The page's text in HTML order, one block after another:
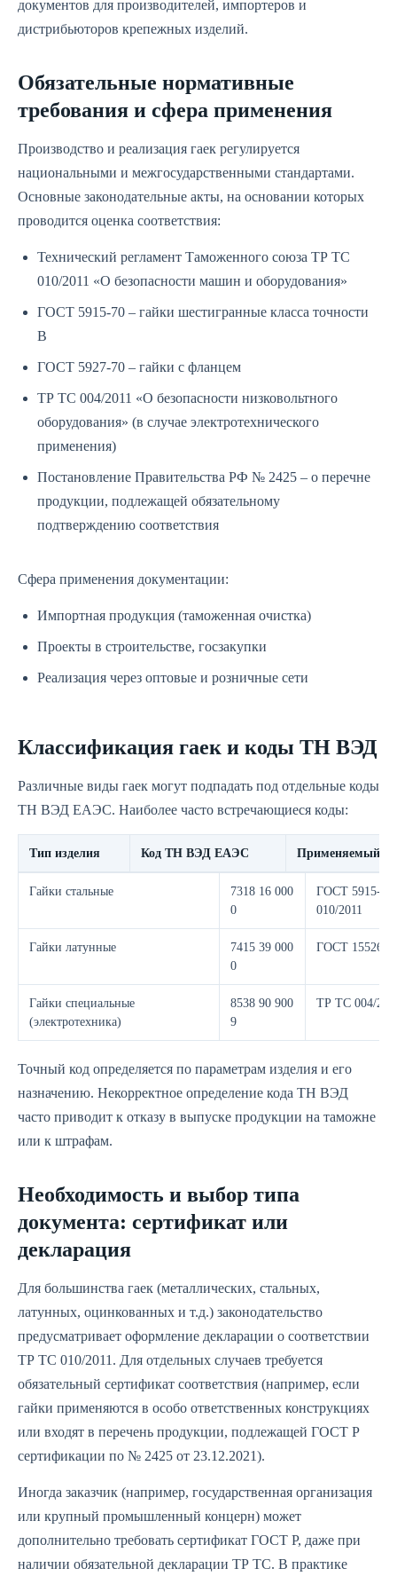
документов для производителей, импортеров и
дистрибьюторов крепежных изделий.
Обязательные нормативные
требования и сфера применения
Производство и реализация гаек регулируется
национальными и межгосударственными стандартами.
Основные законодательные акты, на основании которых
проводится оценка соответствия:
Технический регламент Таможенного союза ТР ТС
010/2011 «О безопасности машин и оборудования»
ГОСТ 5915-70 – гайки шестигранные класса точности
В
ГОСТ 5927-70 – гайки с фланцем
ТР ТС 004/2011 «О безопасности низковольтного
оборудования» (в случае электротехнического
применения)
Постановление Правительства РФ № 2425 – о перечне
продукции, подлежащей обязательному
подтверждению соответствия
Сфера применения документации:
Импортная продукция (таможенная очистка)
Проекты в строительстве, госзакупки
Реализация через оптовые и розничные сети
Классификация гаек и коды ТН ВЭД
Различные виды гаек могут подпадать под отдельные коды
ТН ВЭД ЕАЭС. Наиболее часто встречающиеся коды:
Тип изделия Код ТН ВЭД ЕАЭС Применяемый
Гайки стальные
7318 16 000
0
ГОСТ 5915-
010/2011
Гайки латунные
7415 39 000
0
ГОСТ 15526-
Гайки специальные
(электротехника)
8538 90 900
9
ТР ТС 004/
Точный код определяется по параметрам изделия и его
назначению. Некорректное определение кода ТН ВЭД
часто приводит к отказу в выпуске продукции на таможне
или к штрафам.
Необходимость и выбор типа
документа: сертификат или
декларация
Для большинства гаек (металлических, стальных,
латунных, оцинкованных и т.д.) законодательство
предусматривает оформление декларации о соответствии
ТР ТС 010/2011. Для отдельных случаев требуется
обязательный сертификат соответствия (например, если
гайки применяются в особо ответственных конструкциях
или входят в перечень продукции, подлежащей ГОСТ Р
сертификации по № 2425 от 23.12.2021).
Иногда заказчик (например, государственная организация
или крупный промышленный концерн) может
дополнительно требовать сертификат ГОСТ Р, даже при
наличии обязательной декларации ТР ТС. В практике